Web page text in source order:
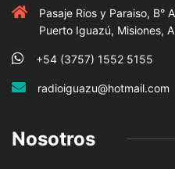
Pasaje Rios y Paraiso, B°
Puerto Iguazú, Misiones,
+54 (3757) 1552 5155
radioiguazu@hotmail.com
Nosotros